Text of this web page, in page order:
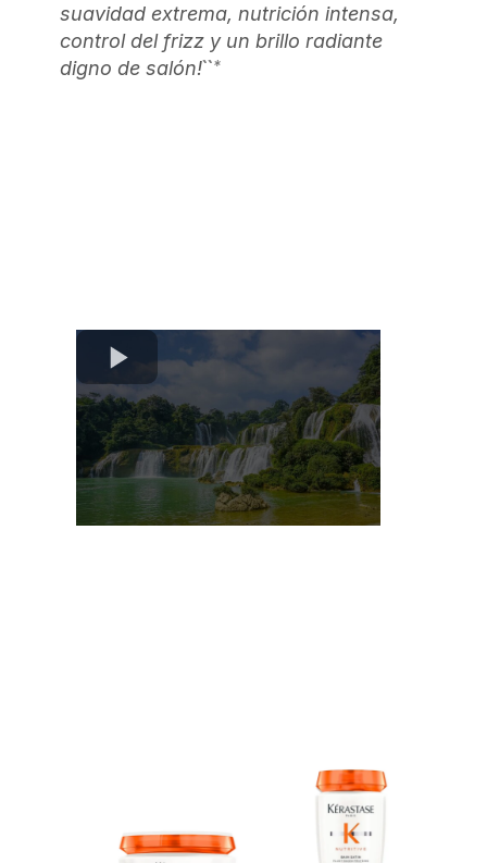
suavidad extrema, nutrición intensa,
control del frizz y un brillo radiante
digno de salón!``*